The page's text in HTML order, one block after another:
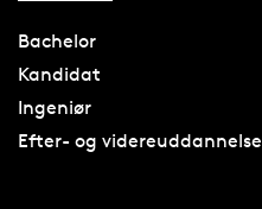
Bachelor
Kandidat
Ingeniør
Efter- og videreuddannelse